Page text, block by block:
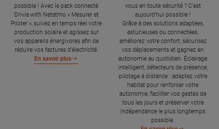
possible ! Avec le pack connecté
Drivia with Netatmo « Mesurer et
Piloter », suivez en temps réel votre
production solaire et agissez sur
vos appareils énergivores afin de
réduire vos factures d’électricité.
En savoir plus
vous en toute sécurité ? C’est
aujourd’hui possible !
Grâce à des solutions adaptées,
astucieuses ou connectées,
améliorez votre confort, sécurisez
vos déplacements et gagnez en
autonomie au quotidien. Éclairage
intelligent, détecteurs de présence,
pilotage à distance : adaptez votre
habitat pour renforcer votre
autonomie, faciliter vos gestes de
tous les jours et préserver votre
indépendance le plus longtemps
possible.